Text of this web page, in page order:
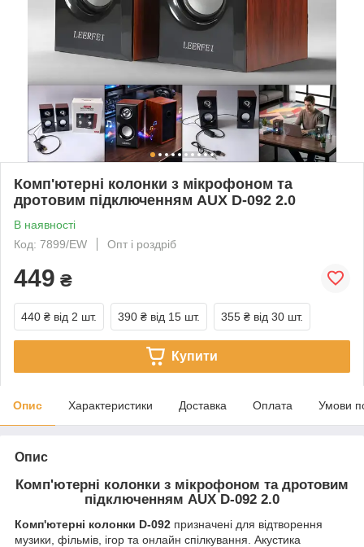
Комп'ютерні колонки з мікрофоном та
дротовим підключенням AUX D-092 2.0
В наявності
Код: 7899/EW
Опт і роздріб
449 ₴
440 ₴ від 2 шт. 390 ₴ від 15 шт. 355 ₴ від 30 шт.
Купити
Опис Характеристики Доставка Оплата Умови
Опис
Комп'ютерні колонки з мікрофоном та дротовим
підключенням AUX D-092 2.0
Комп'ютерні колонки D-092 призначені для відтворення
музики, фільмів, ігор та онлайн спілкування. Акустика